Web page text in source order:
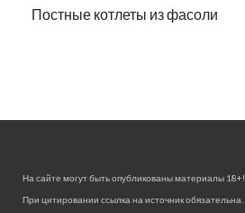
Постные котлеты из фасоли
На сайте могут быть опубликованы материалы 18+!
При цитировании ссылка на источник обязательна.